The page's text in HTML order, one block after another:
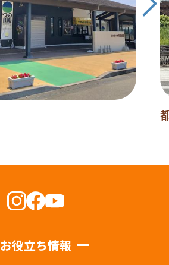
お役立ち情報